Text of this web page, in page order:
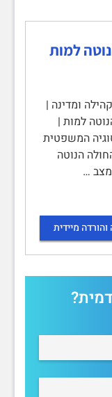
למות
ומדינה |
למות |
עניינים | מבוא 3 | הסוגיה המשפטית
הנוטה
מיידית